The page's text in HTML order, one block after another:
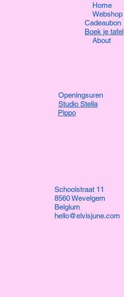
Home
Webshop
Cadeaubon
Boek je tafel
About
Openingsuren
Studio Stella
Pippo
Schoolstraat 11
8560 Wevelgem
Belgium
hello@elvisjune.com